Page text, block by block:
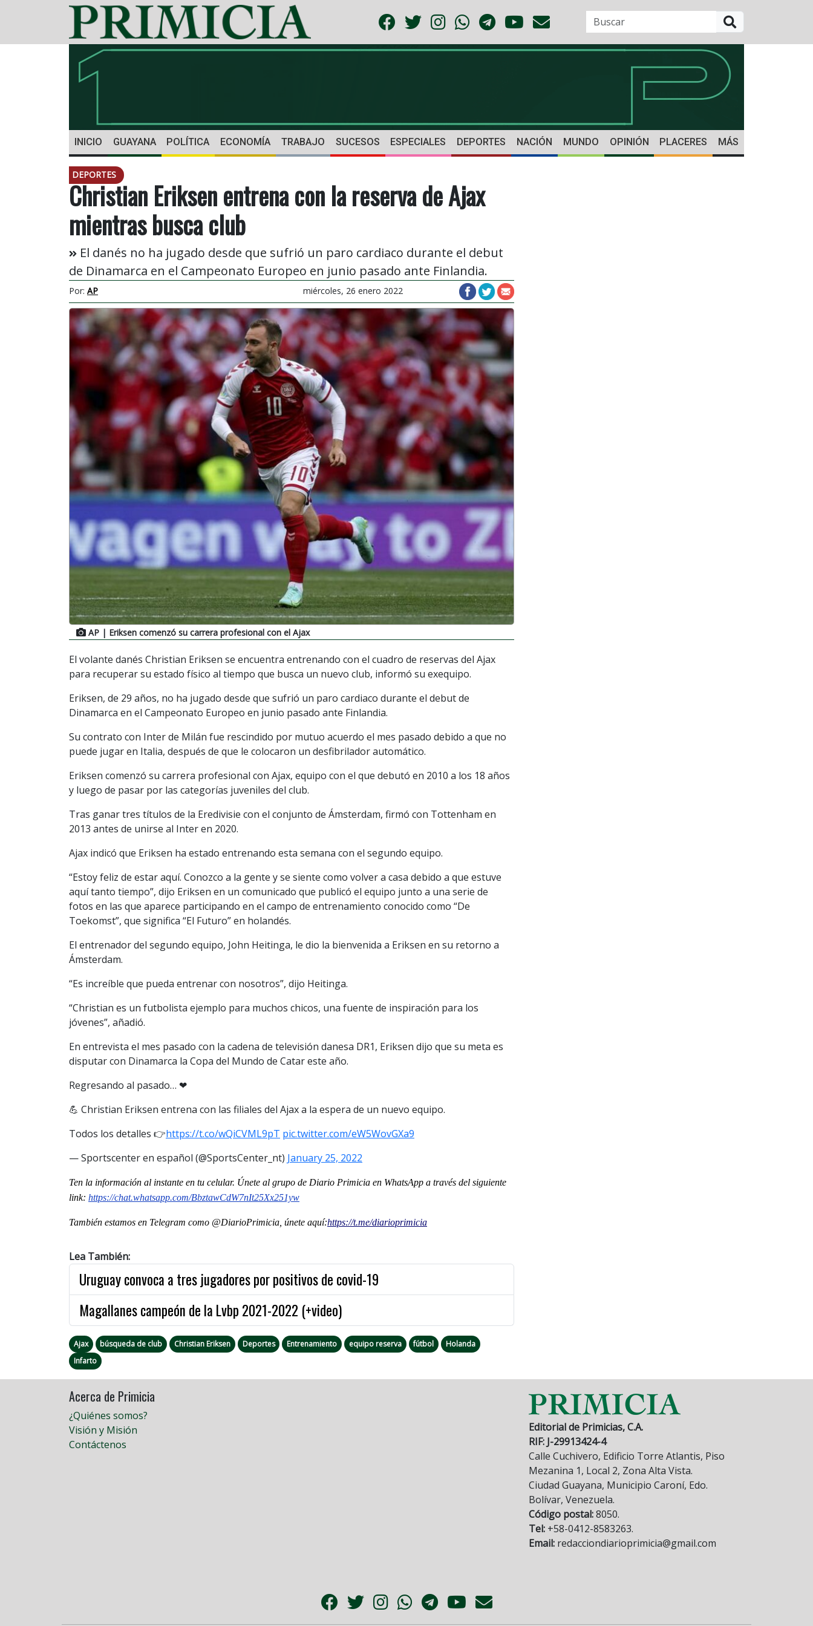
INICIO GUAYANA POLÍTICA ECONOMÍA TRABAJO SUCESOS ESPECIALES DEPORTES NACIÓN MUNDO OPINIÓN PLACERES MÁS
DEPORTES
Christian Eriksen entrena con la reserva de Ajax
mientras busca club
El danés no ha jugado desde que sufrió un paro cardiaco durante el debut
de Dinamarca en el Campeonato Europeo en junio pasado ante Finlandia.
Por: AP miércoles, 26 enero 2022
AP | Eriksen comenzó su carrera profesional con el Ajax
El volante danés Christian Eriksen se encuentra entrenando con el cuadro de reservas del Ajax
para recuperar su estado físico al tiempo que busca un nuevo club, informó su exequipo.
Eriksen, de 29 años, no ha jugado desde que sufrió un paro cardiaco durante el debut de
Dinamarca en el Campeonato Europeo en junio pasado ante Finlandia.
Su contrato con Inter de Milán fue rescindido por mutuo acuerdo el mes pasado debido a que no
puede jugar en Italia, después de que le colocaron un desfibrilador automático.
Eriksen comenzó su carrera profesional con Ajax, equipo con el que debutó en 2010 a los 18 años
y luego de pasar por las categorías juveniles del club.
Tras ganar tres títulos de la Eredivisie con el conjunto de Ámsterdam, firmó con Tottenham en
2013 antes de unirse al Inter en 2020.
Ajax indicó que Eriksen ha estado entrenando esta semana con el segundo equipo.
“Estoy feliz de estar aquí. Conozco a la gente y se siente como volver a casa debido a que estuve
aquí tanto tiempo”, dijo Eriksen en un comunicado que publicó el equipo junto a una serie de
fotos en las que aparece participando en el campo de entrenamiento conocido como “De
Toekomst”, que significa “El Futuro” en holandés.
El entrenador del segundo equipo, John Heitinga, le dio la bienvenida a Eriksen en su retorno a
Ámsterdam.
“Es increíble que pueda entrenar con nosotros”, dijo Heitinga.
“Christian es un futbolista ejemplo para muchos chicos, una fuente de inspiración para los
jóvenes”, añadió.
En entrevista el mes pasado con la cadena de televisión danesa DR1, Eriksen dijo que su meta es
disputar con Dinamarca la Copa del Mundo de Catar este año.
Regresando al pasado… ❤
💪 Christian Eriksen entrena con las filiales del Ajax a la espera de un nuevo equipo.
Todos los detalles 👉https://t.co/wQiCVML9pT pic.twitter.com/eW5WovGXa9
— Sportscenter en español (@SportsCenter_nt) January 25, 2022
Ten la información al instante en tu celular. Únete al grupo de Diario Primicia en WhatsApp a través del siguiente
link: https://chat.whatsapp.com/BbztawCdW7nIt25Xx251yw
También estamos en Telegram como @DiarioPrimicia, únete aquí:https://t.me/diarioprimicia
Lea También:
Uruguay convoca a tres jugadores por positivos de covid-19
Magallanes campeón de la Lvbp 2021-2022 (+video)
Ajax búsqueda de club Christian Eriksen Deportes Entrenamiento equipo reserva fútbol
Holanda
Infarto
Acerca de Primicia
¿Quiénes somos?
Visión y Misión
Contáctenos
Editorial de Primicias, C.A.
RIF: J-29913424-4
Calle Cuchivero, Edificio Torre Atlantis, Piso
Mezanina 1, Local 2, Zona Alta Vista.
Ciudad Guayana, Municipio Caroní, Edo.
Bolívar, Venezuela.
Código postal:8050.
Tel: +58-0412-8583263.
Email: redacciondiarioprimicia@gmail.com